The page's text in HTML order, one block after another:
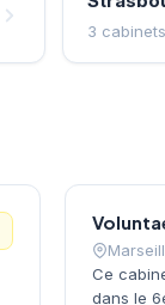
3 cabinets
Ce
dans le